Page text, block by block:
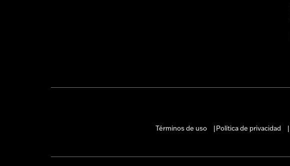
Términos de uso
Política de privacidad